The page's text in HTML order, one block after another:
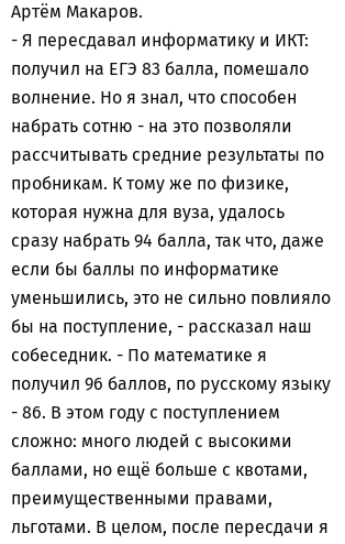
Артём Макаров.
- Я пересдавал информатику и ИКТ:
получил на ЕГЭ 83 балла, помешало
волнение. Но я знал, что способен
набрать сотню - на это позволяли
рассчитывать средние результаты по
пробникам. К тому же по физике,
которая нужна для вуза, удалось
сразу набрать 94 балла, так что, даже
если бы баллы по информатике
уменьшились, это не сильно повлияло
бы на поступление, - рассказал наш
собеседник. - По математике я
получил 96 баллов, по русскому языку
- 86. В этом году с поступлением
сложно: много людей с высокими
баллами, но ещё больше с квотами,
преимущественными правами,
льготами. В целом, после пересдачи я